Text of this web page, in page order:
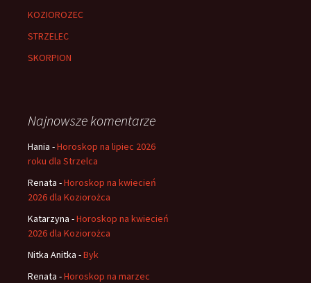
KOZIOROZEC
STRZELEC
SKORPION
Najnowsze komentarze
Hania -Horoskop na lipiec 2026
roku dla Strzelca
Renata -Horoskop na kwiecień
2026 dla Koziorożca
Katarzyna -Horoskop na kwiecień
2026 dla Koziorożca
Nitka Anitka -Byk
Renata -Horoskop na marzec